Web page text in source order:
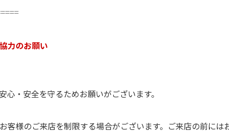
力のお願い
・安全を守るためお願いがございます。
客様のご来店を制限する場合がございます。ご来店の前には